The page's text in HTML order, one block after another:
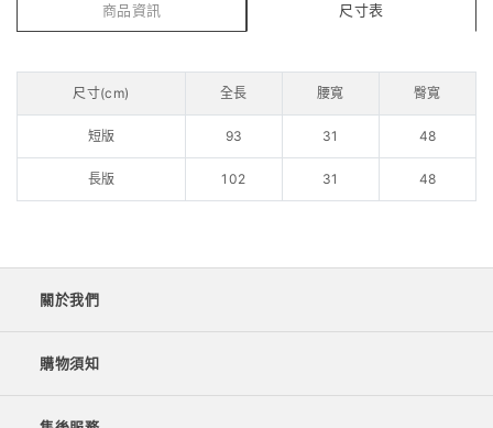
商品資訊 尺寸表
尺寸(cm) 全長 腰寬 臀寬
短版 93 31 48
長版 102 31 48
關於我們
購物須知